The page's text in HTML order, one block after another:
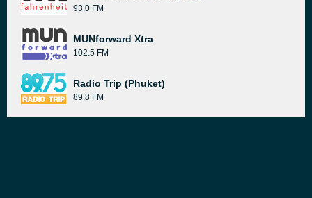
93.0 FM
MUNforward Xtra
102.5 FM
Radio Trip (Phuket)
89.8 FM